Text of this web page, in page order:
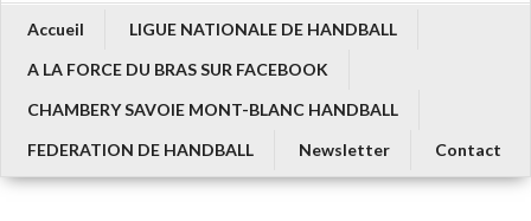
Accueil
LIGUE NATIONALE DE HANDBALL
A LA FORCE DU BRAS SUR FACEBOOK
CHAMBERY SAVOIE MONT-BLANC HANDBALL
FEDERATION DE HANDBALL
Newsletter Contact